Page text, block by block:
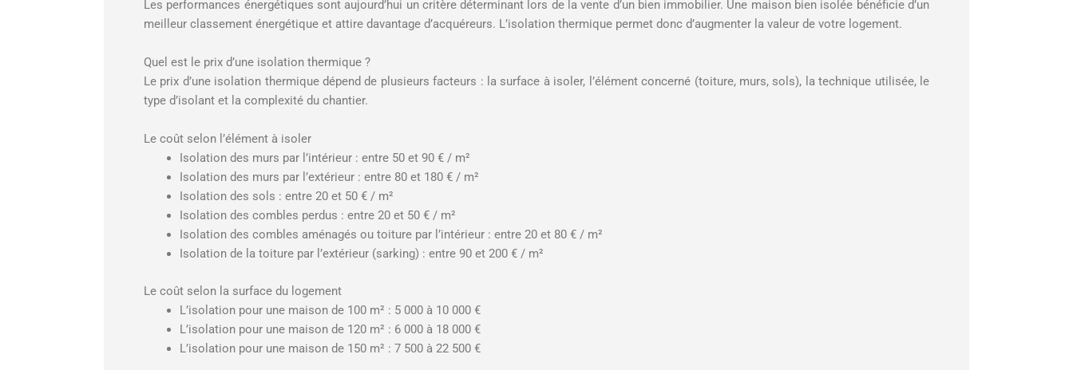
Les performances énergétiques sont aujourd’hui un critère déterminant lors de la vente d’un bien immobilier. Une maison bien isolée bénéficie d’un
meilleur classement énergétique et attire davantage d’acquéreurs. L’isolation thermique permet donc d’augmenter la valeur de votre logement.
Quel est le prix d’une isolation thermique ?
Le prix d’une isolation thermique dépend de plusieurs facteurs : la surface à isoler, l’élément concerné (toiture, murs, sols), la technique utilisée, le
type d’isolant et la complexité du chantier.
Le coût selon l’élément à isoler
Isolation des murs par l’intérieur : entre 50 et 90 € / m²
Isolation des murs par l’extérieur : entre 80 et 180 € / m²
Isolation des sols : entre 20 et 50 € / m²
Isolation des combles perdus : entre 20 et 50 € / m²
Isolation des combles aménagés ou toiture par l’intérieur : entre 20 et 80 € / m²
Isolation de la toiture par l’extérieur (sarking) : entre 90 et 200 € / m²
Le coût selon la surface du logement
L’isolation pour une maison de 100 m² : 5 000 à 10 000 €
L’isolation pour une maison de 120 m² : 6 000 à 18 000 €
L’isolation pour une maison de 150 m² : 7 500 à 22 500 €